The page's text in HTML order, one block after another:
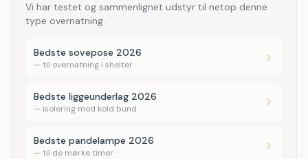
Vi har testet og sammenlignet udstyr til netop denne
type overnatning.
Bedste sovepose 2026
— til overnatning i shelter
Bedste liggeunderlag 2026
— isolering mod kold bund
Bedste pandelampe 2026
— til de mørke timer